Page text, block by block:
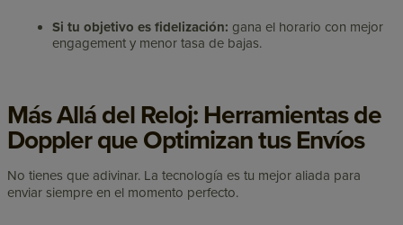
Si tu objetivo es fidelización: gana el horario con mejor
engagement y menor tasa de bajas.
Más Allá del Reloj: Herramientas de
Doppler que Optimizan tus Envíos
No tienes que adivinar. La tecnología es tu mejor aliada para
enviar siempre en el momento perfecto.